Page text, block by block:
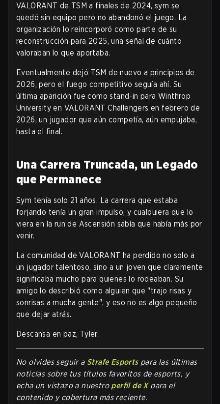
VALORANT de TSM a finales de 2024, sym se
quedó sin equipo pero no abandonó el juego. La
organización lo reincorporó como parte de su
reconstrucción para 2025, una señal de cuánto
valoraban lo que aportaba.
Eventualmente dejó TSM de nuevo a principios de
2026, pero el fuego competitivo seguía ahí. Su
última aparición fue como stand-in para Winthrop
University en VALORANT Challengers en febrero de
2026, un jugador que aún competía, aún empujaba,
hasta el final.
Una Carrera Truncada, un Legado
que Permanece
Sym tenía solo 21 años. La carrera que estaba
forjando tenía un gran impulso, y cualquiera que lo
viera en la run de Ascensión sabía que había más por
venir.
La comunidad de VALORANT ha perdido no solo a
un jugador talentoso, sino a un joven que claramente
significaba mucho para quienes lo rodeaban. Su
amigo lo describió como alguien que "trajo risas y
sonrisas a mucha gente", y eso no es algo pequeño
que dejar atrás.
Descansa en paz, Tyler.
No olvides seguir a Strafe Esportspara las últimas
noticias sobre tus títulos favoritos de esports, y
echa un vistazo a nuestro perfil de Xpara el
contenido y cobertura más reciente.